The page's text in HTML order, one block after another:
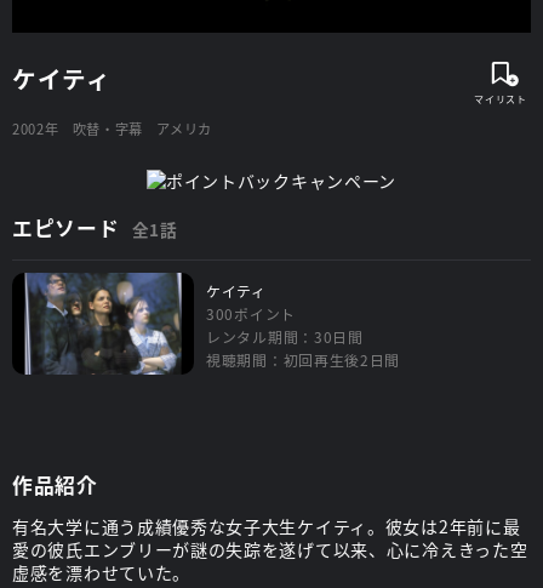
ケイティ
2002年 吹替・字幕 アメリカ
エピソード 全1話
ケイティ
300ポイント
レンタル期間：30日間
視聴期間：初回再生後2日間
作品紹介
有名大学に通う成績優秀な女子大生ケイティ。彼女は2年前に最
愛の彼氏エンブリーが謎の失踪を遂げて以来、心に冷えきった空
虚感を漂わせていた。